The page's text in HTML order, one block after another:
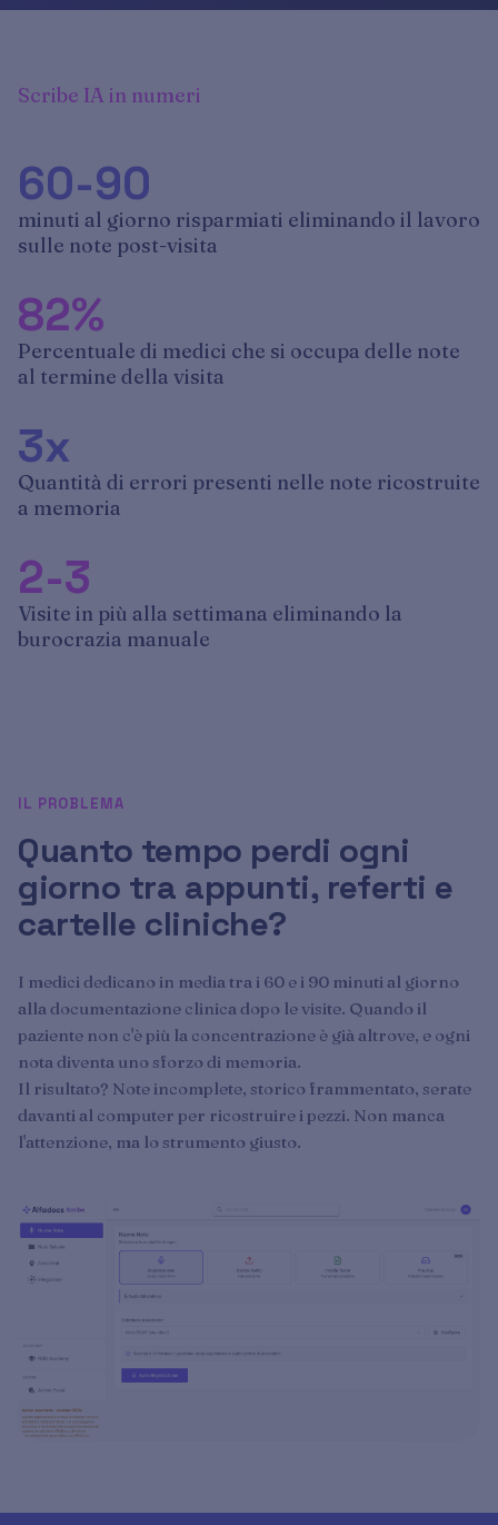
Scribe IA in numeri
60-90
minuti al giorno risparmiati eliminando il lavoro
sulle note post-visita
82%
Percentuale di medici che si occupa delle note
al termine della visita
3x
Quantità di errori presenti nelle note ricostruite
a memoria
2-3
Visite in più alla settimana eliminando la
burocrazia manuale
IL PROBLEMA
Quanto tempo perdi ogni
giorno tra appunti, referti e
cartelle cliniche?
I medici dedicano in media tra i 60 e i 90 minuti al giorno
alla documentazione clinica dopo le visite. Quando il
paziente non c'è più la concentrazione è già altrove, e ogni
nota diventa uno sforzo di memoria.
Il risultato? Note incomplete, storico frammentato, serate
davanti al computer per ricostruire i pezzi. Non manca
l'attenzione, ma lo strumento giusto.